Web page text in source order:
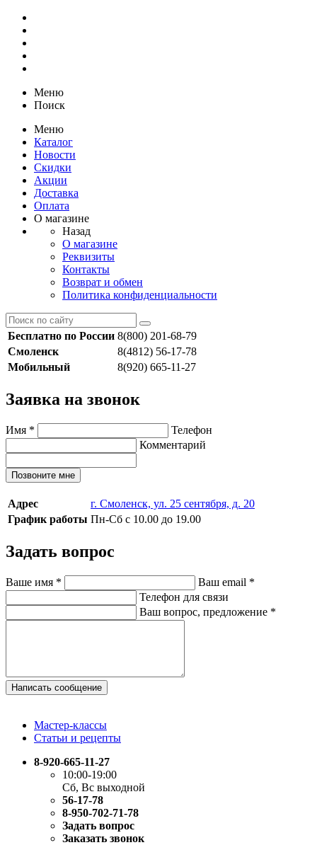
Меню
Поиск
Меню
Каталог
Новости
Скидки
Акции
Доставка
Оплата
О магазине
Назад
О магазине
Реквизиты
Контакты
Возврат и обмен
Политика конфиденциальности
Бесплатно по России 8(800) 201-68-79
Смоленск
8(4812) 56-17-78
Мобильный
8(920) 665-11-27
Заявка на звонок
Имя *
Телефон
Комментарий
Позвоните мне
Адрес
г. Смоленск, ул. 25 сентября, д. 20
График работы Пн-Сб с 10.00 до 19.00
Задать вопрос
Ваше имя * Ваш email *
Телефон для связи
Ваш вопрос, предложение *
Написать сообщение
Мастер-классы
Статьи и рецепты
8-920-665-11-27
10:00-19:00
Сб, Вс выходной
56-17-78
8-950-702-71-78
Задать вопрос
Заказать звонок